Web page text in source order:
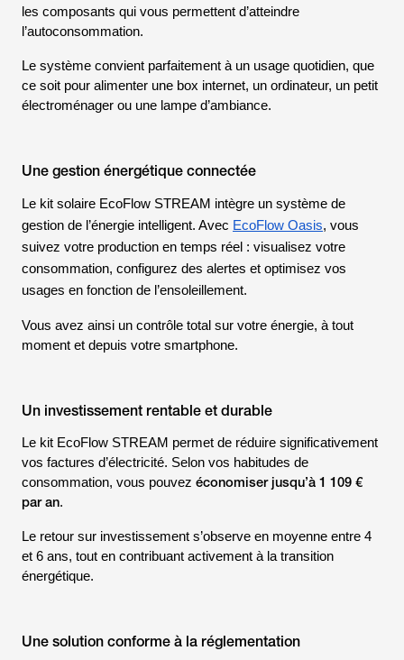
les composants qui vous permettent d’atteindre
l’autoconsommation.
Le système convient parfaitement à un usage quotidien, que
ce soit pour alimenter une box internet, un ordinateur, un petit
électroménager ou une lampe d’ambiance.
Une gestion énergétique connectée
Le kit solaire EcoFlow STREAM intègre un système de
gestion de l’énergie intelligent. Avec EcoFlow Oasis, vous
suivez votre production en temps réel : visualisez votre
consommation, configurez des alertes et optimisez vos
usages en fonction de l’ensoleillement.
Vous avez ainsi un contrôle total sur votre énergie, à tout
moment et depuis votre smartphone.
Un investissement rentable et durable
Le kit EcoFlow STREAM permet de réduire significativement
vos factures d’électricité. Selon vos habitudes de
consommation, vous pouvez économiser jusqu’à 1 109 €
par an.
Le retour sur investissement s’observe en moyenne entre 4
et 6 ans, tout en contribuant activement à la transition
énergétique.
Une solution conforme à la réglementation